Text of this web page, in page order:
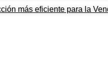
más eficiente para la